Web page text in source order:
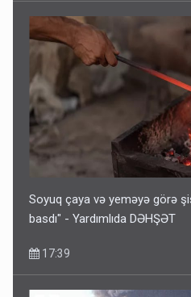
Soyuq çaya və yeməyə görə
basdı" - Yardımlıda DƏHŞƏT
17:39